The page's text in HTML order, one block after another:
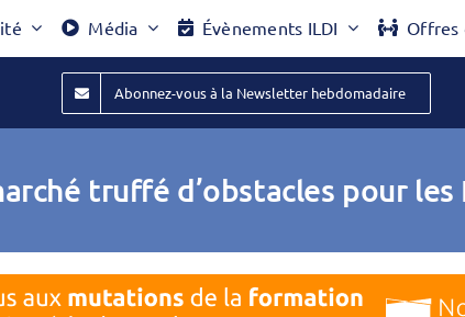
Média Évènements ILDI Offres
Abonnez-vous à la Newsletter hebdomadaire
truffé d’obstacles pour les